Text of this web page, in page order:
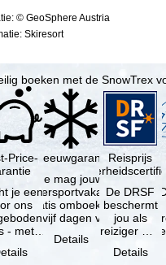
© GeoSphere Austria
Skiresort
boeken met de SnowTrex
Price-
je een
ons
- met
Sneeuwgarantie
Je mag jouw
wintersportvakantie
gratis omboeken
als vijf dagen voor
Details
Reisprijs
De DRSF
beschermt
jou als
reiziger met
pakketreis
Details